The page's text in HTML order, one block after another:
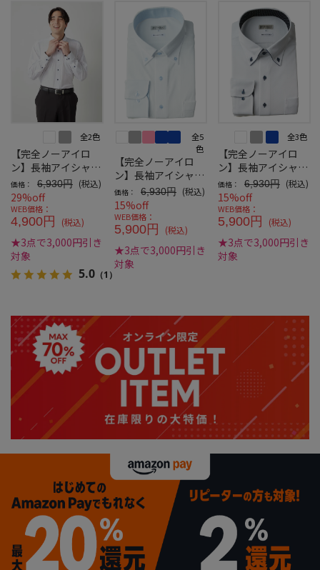
全2色
【完全ノーアイロ
ン】長袖アイシャツ
別生地切替ボタンダ
ウンWEB専用
価格： 6,930円 (税込)
29%off
WEB価格：
4,900円 (税込)
★3点で3,000円引き
対象
5.0 （1）
全5
色
【完全ノーアイロ
ン】長袖アイシャツ
別生地切替DRYAIR
ボタンダウン
価格： 6,930円 (税込)
15%off
WEB価格：
5,900円 (税込)
★3点で3,000円引き
対象
全3色
【完全ノーアイロ
ン】長袖アイシャツ
別生地切替パイピン
グボタンダウン
価格： 6,930円 (税込)
15%off
WEB価格：
5,900円 (税込)
★3点で3,000円引き
対象